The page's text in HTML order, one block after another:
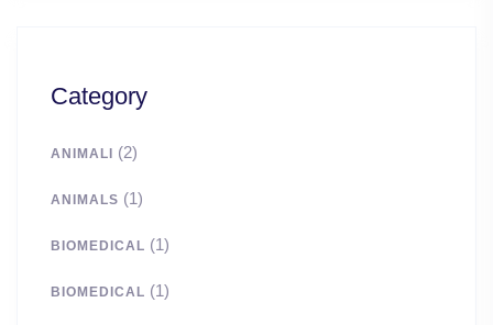
Category
ANIMALI (2)
ANIMALS (1)
BIOMEDICAL (1)
BIOMEDICAL (1)